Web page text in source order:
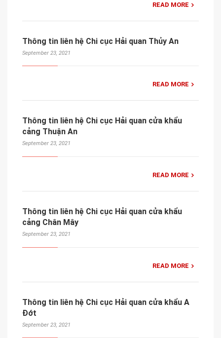
READ MORE
Thông tin liên hệ Chi cục Hải quan Thủy An
September 23, 2021
READ MORE
Thông tin liên hệ Chi cục Hải quan cửa khẩu
cảng Thuận An
September 23, 2021
READ MORE
Thông tin liên hệ Chi cục Hải quan cửa khẩu
cảng Chân Mây
September 23, 2021
READ MORE
Thông tin liên hệ Chi cục Hải quan cửa khẩu A
Đớt
September 23, 2021